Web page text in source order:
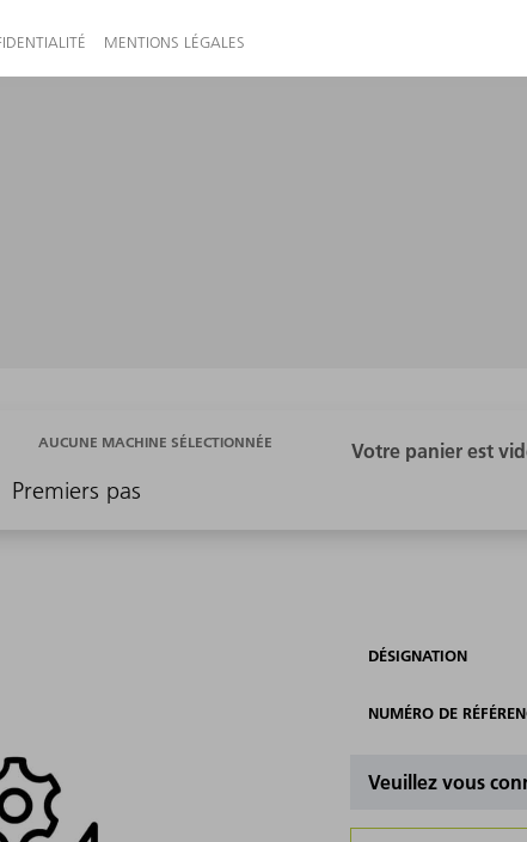
Premiers pas
AUCUNE MACHINE SÉLECTIONNÉE
DÉSIGNATION
NUMÉRO DE
Veuillez vous